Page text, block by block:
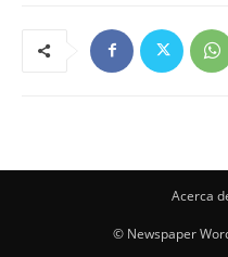
Acerca
© Newspaper